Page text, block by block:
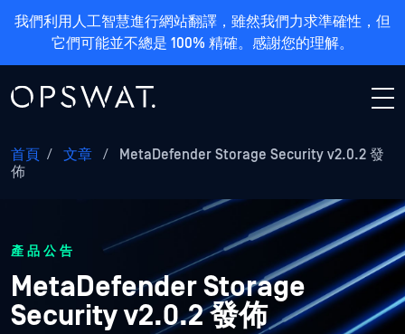
我們利用人工智慧進行網站翻譯，雖然我們力求準確性，但
它們可能並不總是 100% 精確。感謝您的理解。
首頁 / 文章 /
MetaDefender Storage Security v2.0.2 發
佈
產品公告
MetaDefender Storage
Security v2.0.2 發佈